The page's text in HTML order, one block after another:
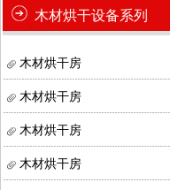
木材烘干设备系列
木材烘干房
木材烘干房
木材烘干房
木材烘干房